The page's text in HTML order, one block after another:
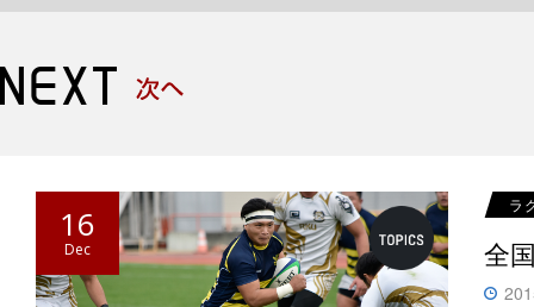
16
Dec
ラ
全